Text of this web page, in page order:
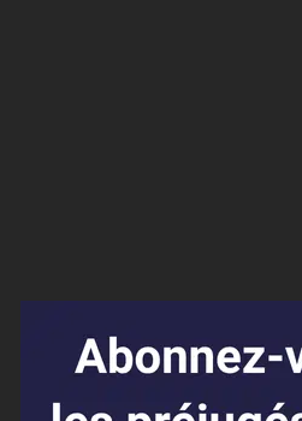
Affaires sensibles